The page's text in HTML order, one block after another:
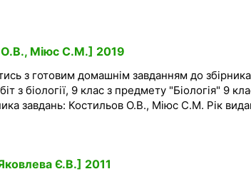
О.В., Міюс С.М.] 2019
з готовим домашнім завданням до збірника
з біології, 9 клас з предмету "Біологія" 9
завдань: Костильов О.В., Міюс С.М. Рік
Є.В.] 2011